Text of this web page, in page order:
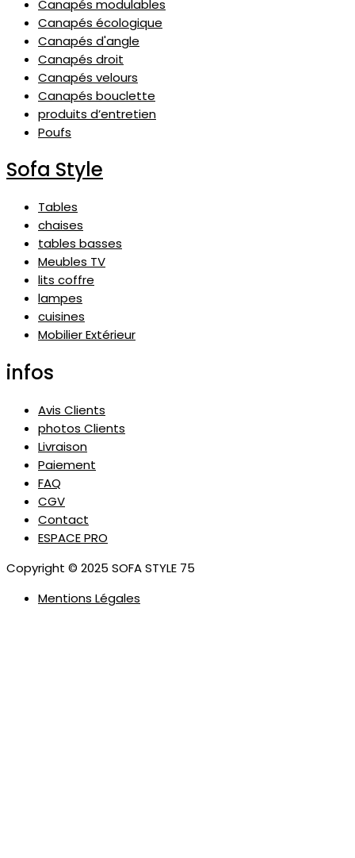
Canapés modulables
Canapés écologique
Canapés d'angle
Canapés droit
Canapés velours
Canapés bouclette
produits d’entretien
Poufs
Sofa Style
Tables
chaises
tables basses
Meubles TV
lits coffre
lampes
cuisines
Mobilier Extérieur
infos
Avis Clients
photos Clients
Livraison
Paiement
FAQ
CGV
Contact
ESPACE PRO
Copyright © 2025 SOFA STYLE 75
Mentions Légales